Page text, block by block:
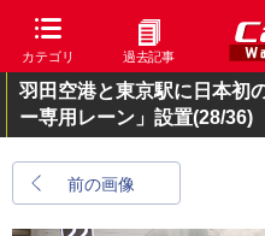
カテゴリ 過去記事
羽田空港と東京駅に日本初
ー専用レーン」設置(28/36)
前の画像